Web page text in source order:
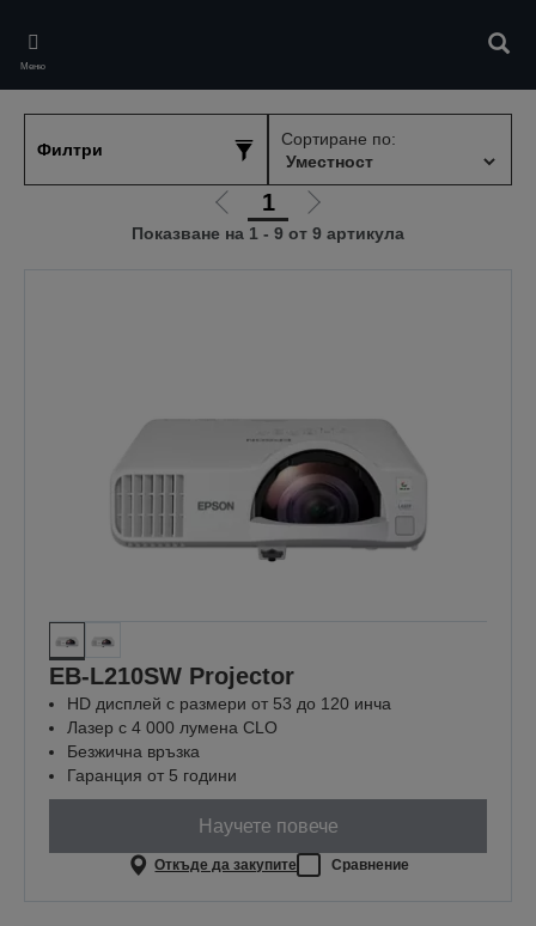
main
content
Меню
Филтри
Сортиране по:
Отиди
на
1
Отиди
на
Показване на 1 - 9 от 9 артикула
EB-L210SW Projector
HD дисплей с размери от 53 до 120 инча
Лазер с 4 000 лумена CLO
Безжична връзка
Гаранция от 5 години
Научете повече
Откъде да закупите Сравнение